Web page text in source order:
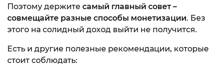
Поэтому держите самый главный совет –
совмещайте разные способы монетизации. Без
этого на солидный доход выйти не получится.
Есть и другие полезные рекомендации, которые
стоит соблюдать: